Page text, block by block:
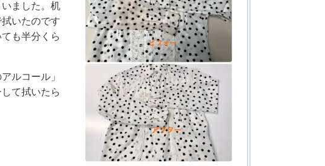
ました。机
いたのです
も半分くら
ルコール」
て拭いたら